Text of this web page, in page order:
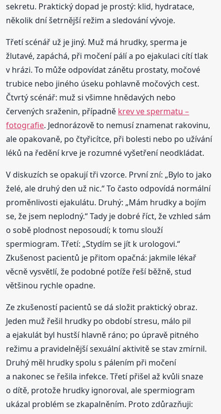
sekretu. Praktický dopad je prostý: klid, hydratace,
několik dní šetrnější režim a sledování vývoje.
Třetí scénář už je jiný. Muž má hrudky, sperma je
žlutavé, zapáchá, při močení pálí a po ejakulaci cítí tlak
v hrázi. To může odpovídat zánětu prostaty, močové
trubice nebo jiného úseku pohlavně močových cest.
Čtvrtý scénář: muž si všimne hnědavých nebo
červených sraženin, případně krev ve spermatu –
fotografie. Jednorázově to nemusí znamenat rakovinu,
ale opakovaně, po čtyřicítce, při bolesti nebo po užívání
léků na ředění krve je rozumné vyšetření neodkládat.
V diskuzích se opakují tři vzorce. První zní: „Bylo to jako
želé, ale druhý den už nic.“ To často odpovídá normální
proměnlivosti ejakulátu. Druhý: „Mám hrudky a bojím
se, že jsem neplodný.“ Tady je dobré říct, že vzhled sám
o sobě plodnost neposoudí; k tomu slouží
spermiogram. Třetí: „Stydím se jít k urologovi.“
Zkušenost pacientů je přitom opačná: jakmile lékař
věcně vysvětlí, že podobné potíže řeší běžně, stud
většinou rychle opadne.
Ze zkušeností pacientů se dá složit praktický obraz.
Jeden muž řešil hrudky po období stresu, málo pil
a ejakulát byl hustší hlavně ráno; po úpravě pitného
režimu a pravidelnější sexuální aktivitě se stav zmírnil.
Druhý měl hrudky spolu s pálením při močení
a nakonec se řešila infekce. Třetí přišel až kvůli snaze
o dítě, protože hrudky ignoroval, ale spermiogram
ukázal problém se zkapalněním. Proto zdůrazňuji: